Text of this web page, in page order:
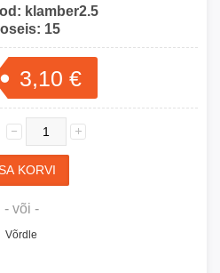
klamber2.5
15
3,10 €
- või -
Võrdle